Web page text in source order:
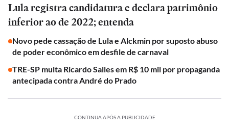
Lula registra candidatura e declara patrimônio
inferior ao de 2022; entenda
Novo pede cassação de Lula e Alckmin por suposto abuso
de poder econômico em desfile de carnaval
TRE-SP multa Ricardo Salles em R$ 10 mil por propaganda
antecipada contra André do Prado
CONTINUA APÓS A PUBLICIDADE